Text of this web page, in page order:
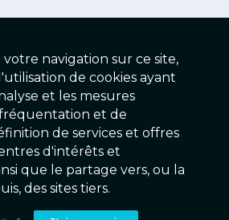
Le Clos Mouron
tounus.fr
Hôtels Version 2.01 - Serveur EX
navigation sur ce site,
de cookies ayant
et les mesures
et de
de services et offres
d'intérêts et
que le partage vers, ou la
des sites tiers.